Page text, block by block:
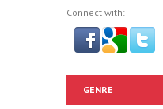
Connect with:
GENRE